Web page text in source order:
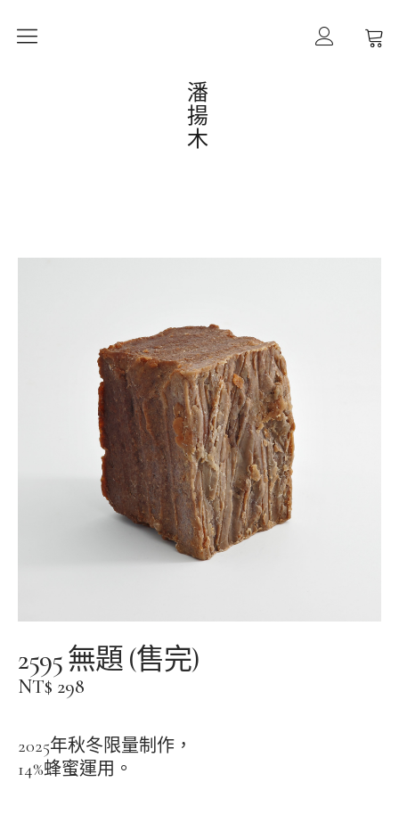
潘
揚
木
作品
購買備註
形態
作者
連絡
facebookinstagraminstagram
2595 無題 (售完)
NT$ 298
2025年秋冬限量制作，
14%蜂蜜運用。